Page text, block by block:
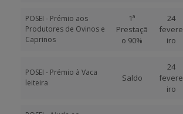
POSEI - Prémio aos
Produtores de Ovinos e
Caprinos
1ª
Prestaçã
o 90%
24
fevere
iro
POSEI - Prémio à Vaca
leiteira
Saldo
24
fevere
iro